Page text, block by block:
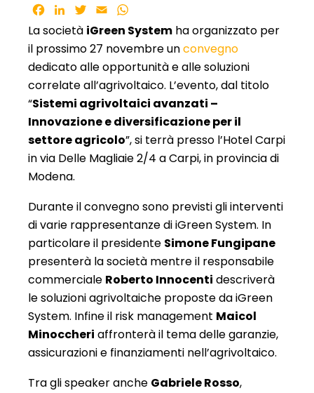
Facebook
LinkedInTwitter
Email
La società iGreen System ha organizzato per
il prossimo 27 novembre unconvegno
dedicato alle opportunità e alle soluzioni
correlate all’agrivoltaico. L’evento, dal titolo
“Sistemi agrivoltaici avanzati –
Innovazione e diversificazione per il
settore agricolo”, si terrà presso l’Hotel Carpi
in via Delle Magliaie 2/4 a Carpi, in provincia di
Modena.
Durante il convegno sono previsti gli interventi
di varie rappresentanze di iGreen System. In
particolare il presidente Simone Fungipane
presenterà la società mentre il responsabile
commerciale Roberto Innocenti descriverà
le soluzioni agrivoltaiche proposte da iGreen
System. Infine il risk management Maicol
Minoccheri affronterà il tema delle garanzie,
assicurazioni e finanziamenti nell’agrivoltaico.
Tra gli speaker anche Gabriele Rosso,